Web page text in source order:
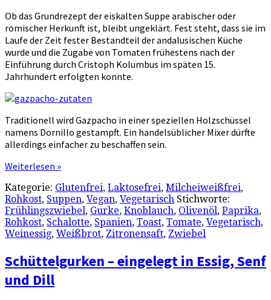
Ob das Grundrezept der eiskalten Suppe arabischer oder
römischer Herkunft ist, bleibt ungeklärt. Fest steht, dass sie im
Laufe der Zeit fester Bestandteil der andalusischen Küche
wurde und die Zugabe von Tomaten frühestens nach der
Einführung durch Cristoph Kolumbus im späten 15.
Jahrhundert erfolgten konnte.
Traditionell wird Gazpacho in einer speziellen Holzschüssel
namens Dornillo gestampft. Ein handelsüblicher Mixer dürfte
allerdings einfacher zu beschaffen sein.
Weiterlesen »
Kategorie: Glutenfrei, Laktosefrei, Milcheiweißfrei,
Rohkost, Suppen, Vegan, Vegetarisch Stichworte:
Frühlingszwiebel, Gurke, Knoblauch, Olivenöl, Paprika,
Rohkost, Schalotte, Spanien, Toast, Tomate, Vegetarisch,
Weinessig, Weißbrot, Zitronensaft, Zwiebel
Schüttelgurken – eingelegt in Essig, Senf
und Dill